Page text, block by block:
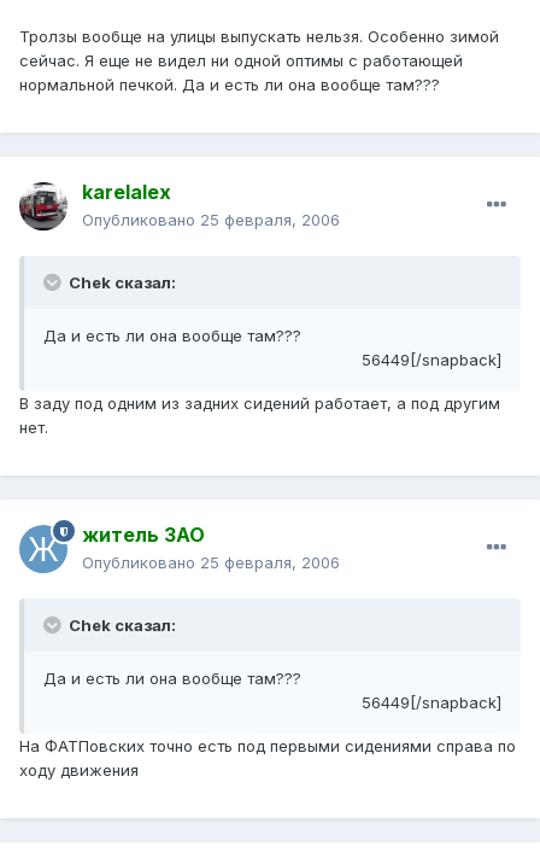
Тролзы вообще на улицы выпускать нельзя. Особенно зимой
сейчас. Я еще не видел ни одной оптимы с работающей
нормальной печкой. Да и есть ли она вообще там???
karelalex
Опубликовано 25 февраля, 2006
Chek сказал:
Да и есть ли она вообще там???
56449[/snapback]
В заду под одним из задних сидений работает, а под другим
нет.
житель ЗАО
Опубликовано 25 февраля, 2006
Chek сказал:
Да и есть ли она вообще там???
56449[/snapback]
На ФАТПовских точно есть под первыми сидениями справа по
ходу движения